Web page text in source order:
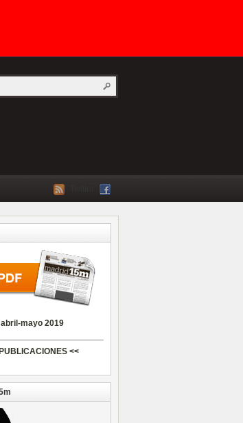
mayo 2019
<<